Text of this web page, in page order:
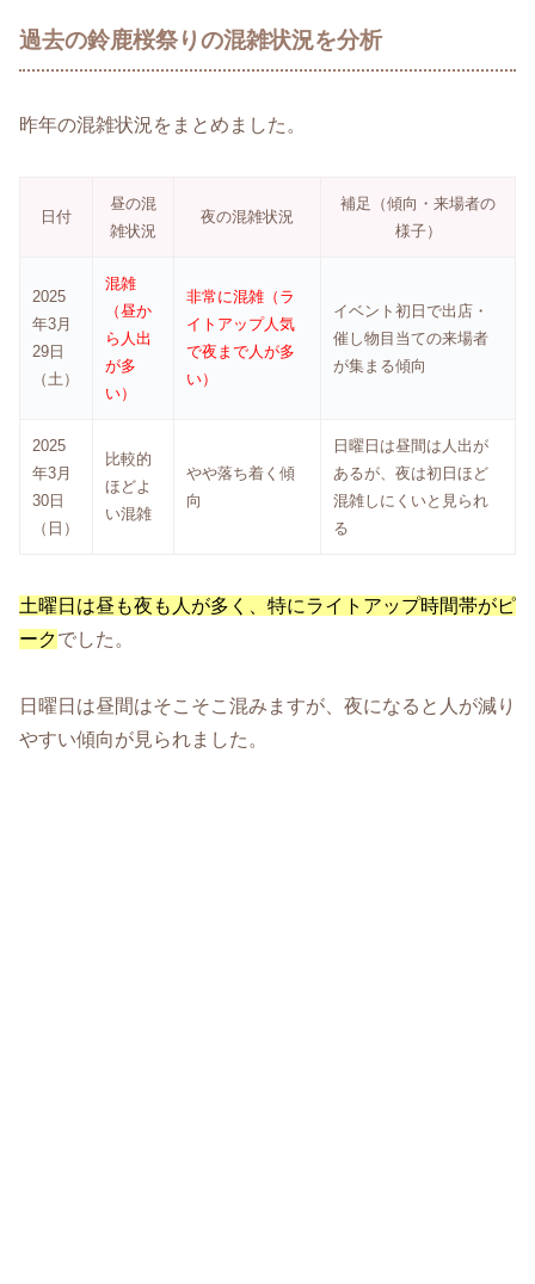
過去の鈴鹿桜祭りの混雑状況を分析
昨年の混雑状況をまとめました。
日付
昼の混
雑状況
夜の混雑状況
補足（傾向・来場者の
様子）
2025
年3月
29日
（土）
混雑
（昼か
ら人出
が多
い）
非常に混雑（ラ
イトアップ人気
で夜まで人が多
い）
イベント初日で出店・
催し物目当ての来場者
が集まる傾向
2025
年3月
30日
（日）
比較的
ほどよ
い混雑
やや落ち着く傾
向
日曜日は昼間は人出が
あるが、夜は初日ほど
混雑しにくいと見られ
る
土曜日は昼も夜も人が多く、特にライトアップ時間帯がピ
ークでした。
日曜日は昼間はそこそこ混みますが、夜になると人が減り
やすい傾向が見られました。